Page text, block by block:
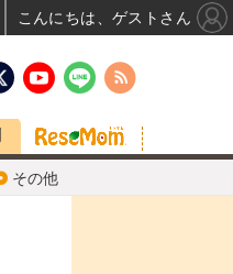
その他
こんにちは、ゲストさん